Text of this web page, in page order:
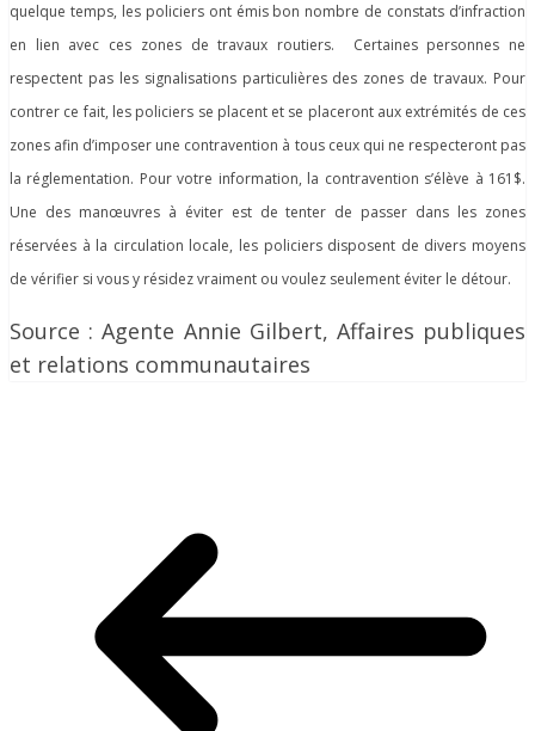
quelque temps, les policiers ont émis bon nombre de constats d’infraction
en lien avec ces zones de travaux routiers. Certaines personnes ne
respectent pas les signalisations particulières des zones de travaux. Pour
contrer ce fait, les policiers se placent et se placeront aux extrémités de ces
zones afin d’imposer une contravention à tous ceux qui ne respecteront pas
la réglementation. Pour votre information, la contravention s’élève à 161$.
Une des manœuvres à éviter est de tenter de passer dans les zones
réservées à la circulation locale, les policiers disposent de divers moyens
de vérifier si vous y résidez vraiment ou voulez seulement éviter le détour.
Source : Agente Annie Gilbert, Affaires publiques
et relations communautaires